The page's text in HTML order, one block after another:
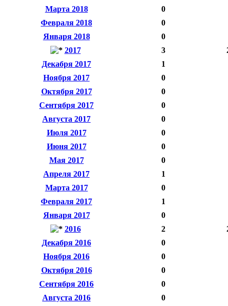
Марта 2018
0
Февраля 2018
0
Января 2018
0
2017
3
Декабря 2017
1
Ноября 2017
0
Октября 2017
0
Сентября 2017
0
Августа 2017
0
Июля 2017
0
Июня 2017
0
Мая 2017
0
Апреля 2017
1
Марта 2017
0
Февраля 2017
1
Января 2017
0
2016
2
Декабря 2016
0
Ноября 2016
0
Октября 2016
0
Сентября 2016
0
Августа 2016
0